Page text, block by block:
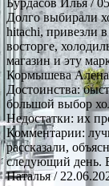
Долго выбирали
hitachi, привезли
восторге,
магазин и эту
Кормышева Алена
Достоинства:
большой выбор
Недостатки: их
Комментарии:
рассказали,
следующий день.
Наталья/